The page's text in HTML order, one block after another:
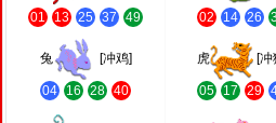
01 13 25 37 49 02 14 26
兔 [冲鸡]
04 16 28 40
虎 [冲
05 17 29